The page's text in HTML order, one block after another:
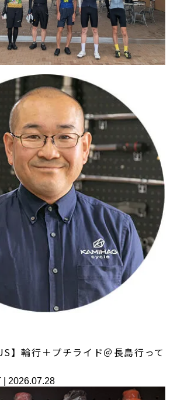
】輪行＋プチライド＠長島行って
2026.07.28